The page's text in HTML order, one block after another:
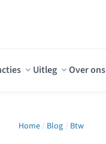
Uitleg Over ons
Home/ Blog / Btw